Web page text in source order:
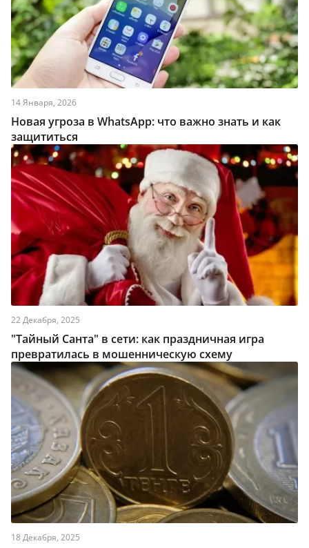
14 Января, 2026
Новая угроза в WhatsApp: что важно знать и как
защититься
22 Декабря, 2025
"Тайный Санта" в сети: как праздничная игра
превратилась в мошенническую схему
18 Декабря, 2025